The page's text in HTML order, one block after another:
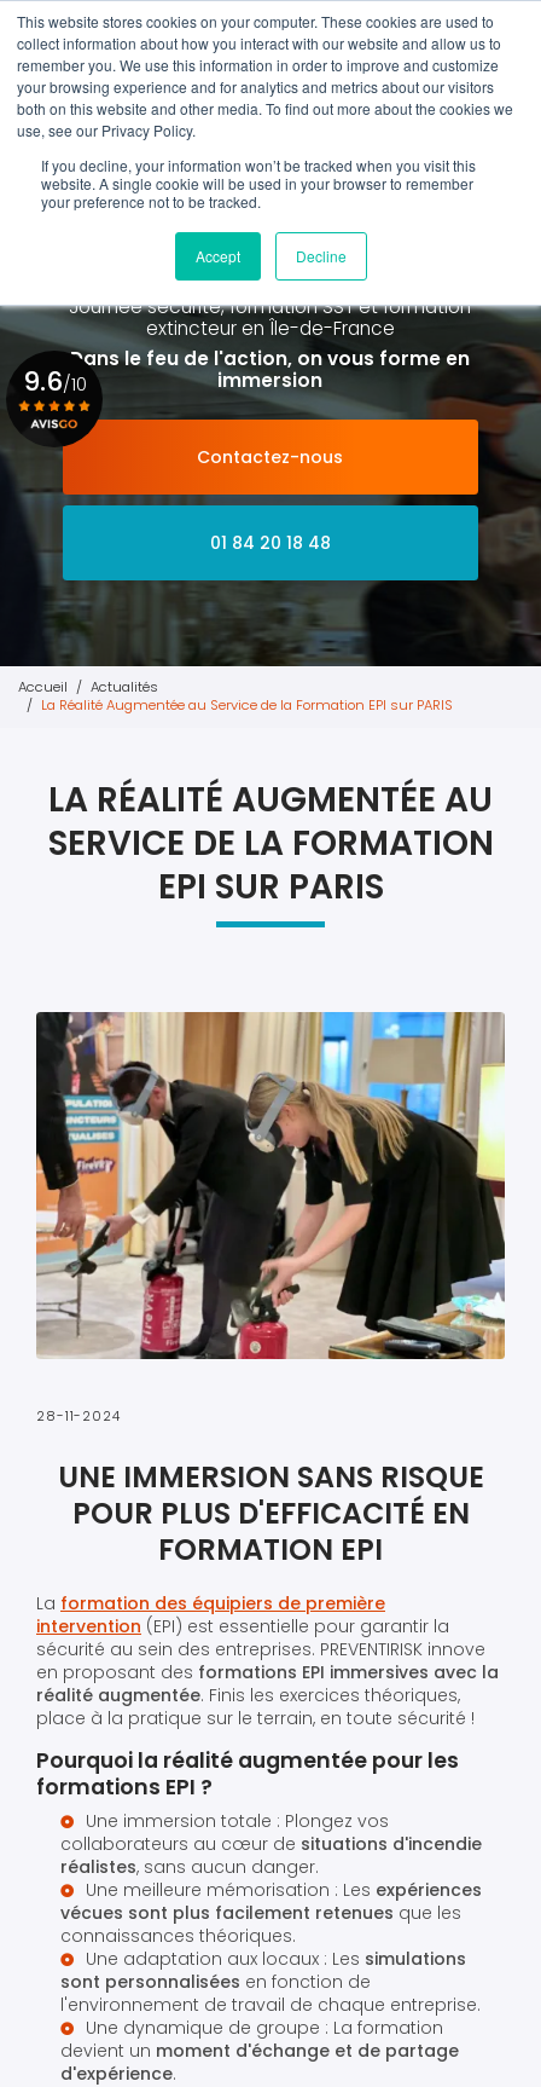
This website stores cookies on your computer. These cookies are used to
collect information about how you interact with our website and allow us to
remember you. We use this information in order to improve and customize
your browsing experience and for analytics and metrics about our visitors
both on this website and other media. To find out more about the cookies we
use, see our Privacy Policy.
If you decline, your information won’t be tracked when you visit this
website. A single cookie will be used in your browser to remember
your preference not to be tracked.
Accept Decline
Aller
au
contenu
principal
01 84 20 18 48
Rappel gratuit
Spécialiste de la formation SST et
de la Formation Incendie
à Paris La Défense depuis 2015
Journée sécurité, formation SST et formation
extincteuren Île-de-France
Dans le feu de l'action, on vous forme en
immersion
Contactez-nous
01 84 20 18 48
9.6/10
Voir le certificat
Accueil
Actualités
La Réalité Augmentée au Service de la Formation EPI sur PARIS
LA RÉALITÉ AUGMENTÉE AU
SERVICE DE LA FORMATION
EPI SUR PARIS
28-11-2024
UNE IMMERSION SANS RISQUE
POUR PLUS D'EFFICACITÉ EN
FORMATION EPI
La formation des équipiers de première
intervention (EPI) est essentielle pour garantir la
sécurité au sein des entreprises. PREVENTIRISK innove
en proposant des formations EPI immersives avec la
réalité augmentée. Finis les exercices théoriques,
place à la pratique sur le terrain, en toute sécurité !
Pourquoi la réalité augmentée pour les
formations EPI ?
Une immersion totale : Plongez vos
collaborateurs au cœur de situations d'incendie
réalistes, sans aucun danger.
Une meilleure mémorisation : Les expériences
vécues sont plus facilement retenues que les
connaissances théoriques.
Une adaptation aux locaux : Les simulations
sont personnalisées en fonction de
l'environnement de travail de chaque entreprise.
Une dynamique de groupe : La formation
devient un moment d'échange et de partage
d'expérience.